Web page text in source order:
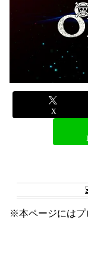
X
※本ページにはプ